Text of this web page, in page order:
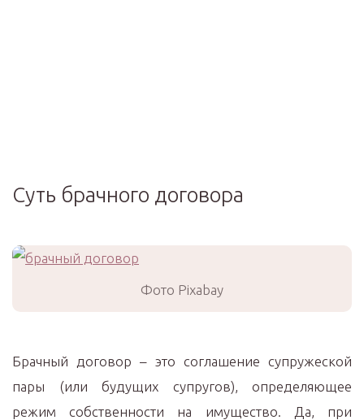
Суть брачного договора
Фото Pixabay
Брачный договор – это соглашение супружеской
пары (или будущих супругов), определяющее
режим собственности на имущество. Да, при